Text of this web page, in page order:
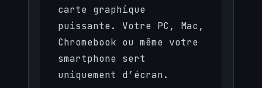
carte graphique
puissante. Votre PC, Mac,
Chromebook ou même votre
smartphone sert
uniquement d’écran.